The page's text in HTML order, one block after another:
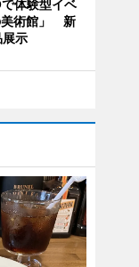
体験型イベ
美術館」 新
示